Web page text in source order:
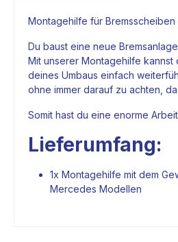
Montagehilfe für Bremsscheiben
Du baust eine neue Bremsanlage
Mit unserer Montagehilfe kannst
deines Umbaus einfach
ohne immer darauf zu achten,
Somit hast du eine enorme
Lieferumfang:
1x Montagehilfe mit dem
Mercedes Modellen